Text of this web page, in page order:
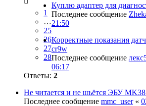
1
…
25
26
27
28
Куплю адаптер для
Последнее сообщение
21:50
Корректные показания
cr9w
Последнее сообщение
06:17
Ответы: 2
Не читается и не шьётся ЭБУ
Последнее сообщение mmc_user«